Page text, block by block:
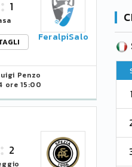
1
FeralpiSalo
Penzo
ore 15:00
2 38 70
1